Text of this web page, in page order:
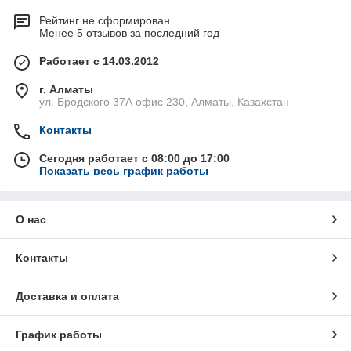
Рейтинг не сформирован
Менее 5 отзывов за последний год
Работает с 14.03.2012
г. Алматы
ул. Бродского 37А офис 230, Алматы, Казахстан
Контакты
Сегодня работает с 08:00 до 17:00
Показать весь график работы
О нас
Контакты
Доставка и оплата
График работы